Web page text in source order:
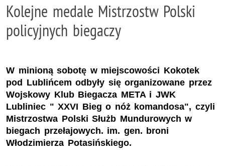
Kolejne medale Mistrzostw Polski
policyjnych biegaczy
W minioną sobotę w miejscowości Kokotek
pod Lublińcem odbyły się organizowane przez
Wojskowy Klub Biegacza META i JWK
Lubliniec " XXVI Bieg o nóż komandosa", czyli
Mistrzostwa Polski Służb Mundurowych w
biegach przełajowych. im. gen. broni
Włodzimierza Potasińskiego.